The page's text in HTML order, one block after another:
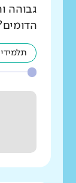
גבוהה